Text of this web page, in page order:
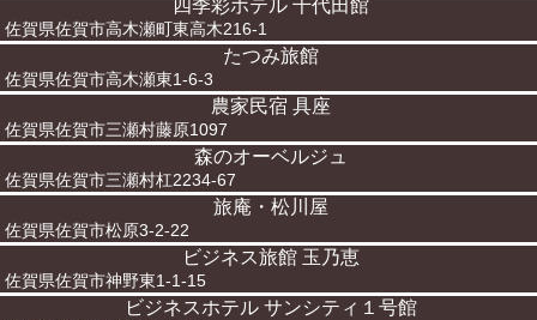
四季彩ホテル 千代田館
佐賀県佐賀市高木瀬町東高木216-1
たつみ旅館
佐賀県佐賀市高木瀬東1-6-3
農家民宿 具座
佐賀県佐賀市三瀬村藤原1097
森のオーベルジュ
佐賀県佐賀市三瀬村杠2234-67
旅庵・松川屋
佐賀県佐賀市松原3-2-22
ビジネス旅館 玉乃恵
佐賀県佐賀市神野東1-1-15
ビジネスホテル サンシティ１号館